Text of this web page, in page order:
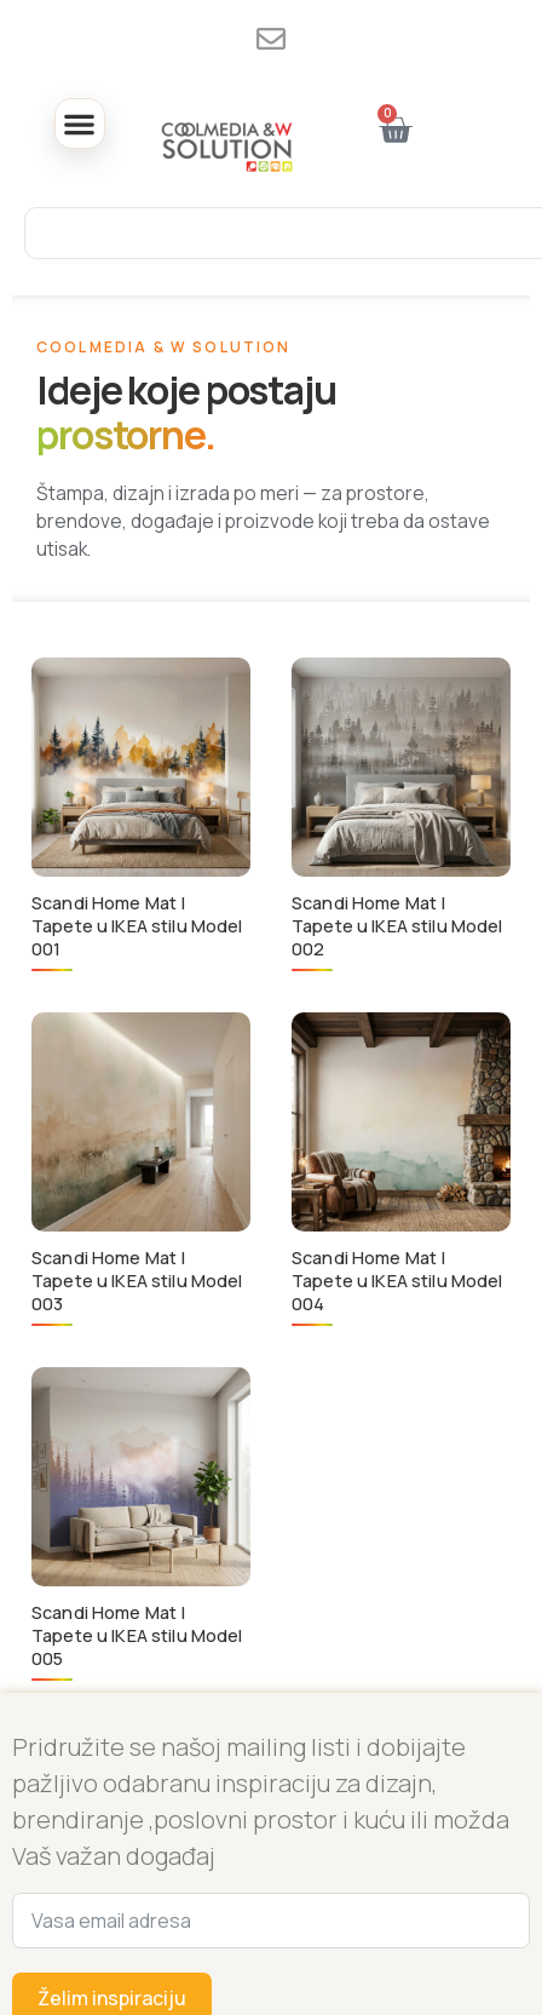
0
COOLMEDIA & W SOLUTION
Ideje koje postaju
prostorne.
Štampa, dizajn i izrada po meri — za prostore,
brendove, događaje i proizvode koji treba da ostave
utisak.
Scandi Home Mat |
Tapete u IKEA stilu Model
001
Scandi Home Mat |
Tapete u IKEA stilu Model
002
Scandi Home Mat |
Tapete u IKEA stilu Model
003
Scandi Home Mat |
Tapete u IKEA stilu Model
004
Scandi Home Mat |
Tapete u IKEA stilu Model
005
Pridružite se našoj mailing listi i dobijajte
pažljivo odabranu inspiraciju za dizajn,
brendiranje ,poslovni prostor i kuću ili možda
Vaš važan događaj
Želim inspiraciju